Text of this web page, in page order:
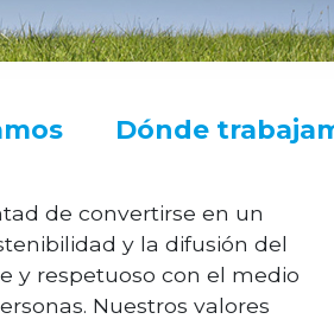
Dónde
de convertirse en un
y la difusión del
y respetuoso con el medio
Nuestros valores